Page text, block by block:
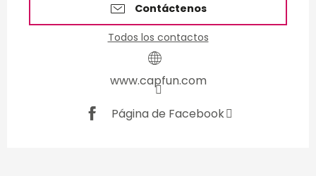
Contáctenos
Todos los contactos
www.capfun.com
Página de Facebook